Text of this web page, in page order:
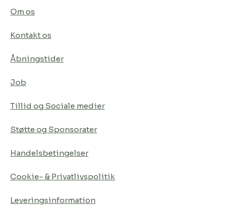
Om os
Kontakt os
Åbningstider
Job
Tillid og Sociale medier
Støtte og Sponsorater
Handelsbetingelser
Cookie- & Privatlivspolitik
Leveringsinformation